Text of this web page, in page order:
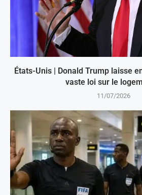
États-Unis | Donald Trump laisse
vaste loi sur le
11/07/2026